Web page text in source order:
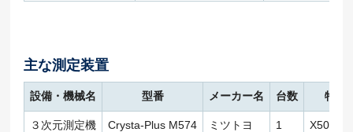
主な測定装置
設備・機械名 型番 メーカー名 台数 特徴
３次元測定機 Crysta-Plus M574 ミツトヨ 1